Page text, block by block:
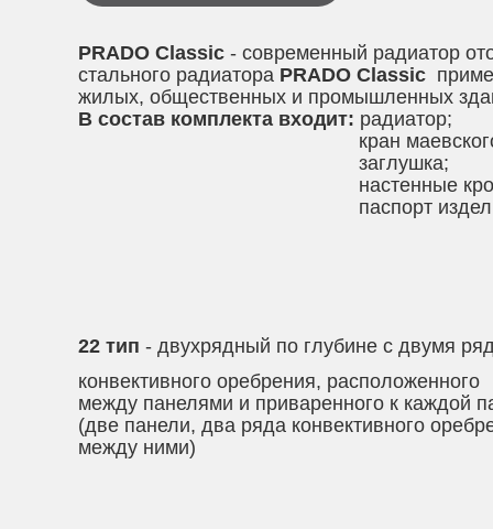
PRADO Classic- современный радиатор
стального радиатора PRADO Classic
жилых, общественных и промышленных
В состав комплекта входит: радиатор;
кран
заглушка;
настенные кронштейны
паспорт
22 тип - двухрядный по глубине с двумя
конвективного оребрения, расположенного
между панелями и приваренного к каждой
(две панели, два ряда конвективного
между ними)